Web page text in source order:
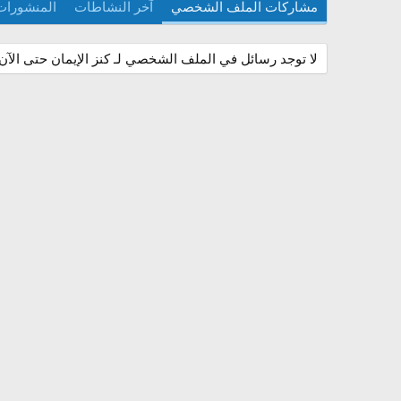
مشاركات الملف الشخصي آخر النشاطات
لا توجد رسائل في الملف الشخصي لـ كنز الإيمان حتى